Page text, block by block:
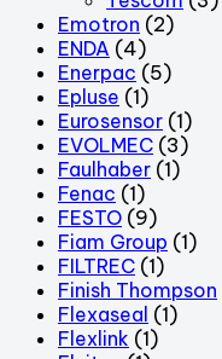
Emotron (2)
ENDA (4)
Enerpac (5)
Epluse (1)
Eurosensor (1)
EVOLMEC (3)
Faulhaber (1)
Fenac (1)
FESTO (9)
Fiam Group (1)
FILTREC (1)
Finish Thompson
Flexaseal (1)
Flexlink (1)